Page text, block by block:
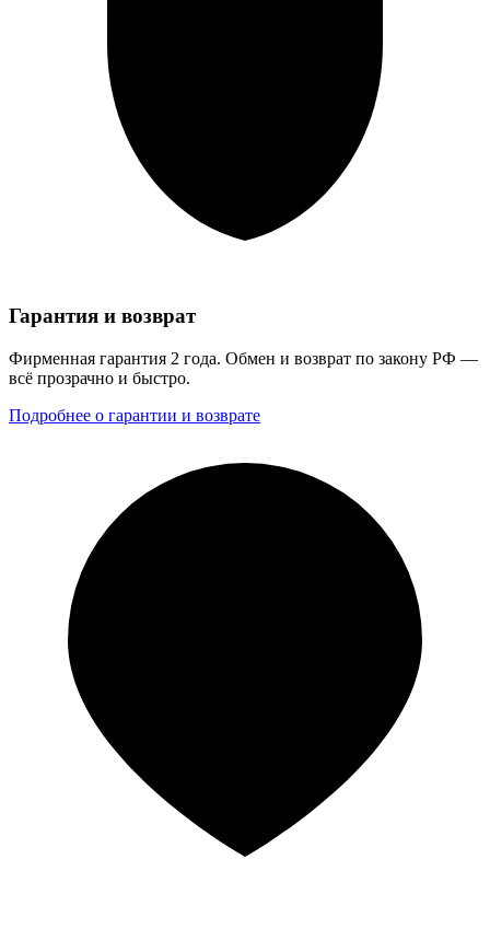
Гарантия и возврат
Фирменная гарантия 2 года. Обмен и возврат по закону РФ —
всё прозрачно и быстро.
Подробнее о гарантии и возврате